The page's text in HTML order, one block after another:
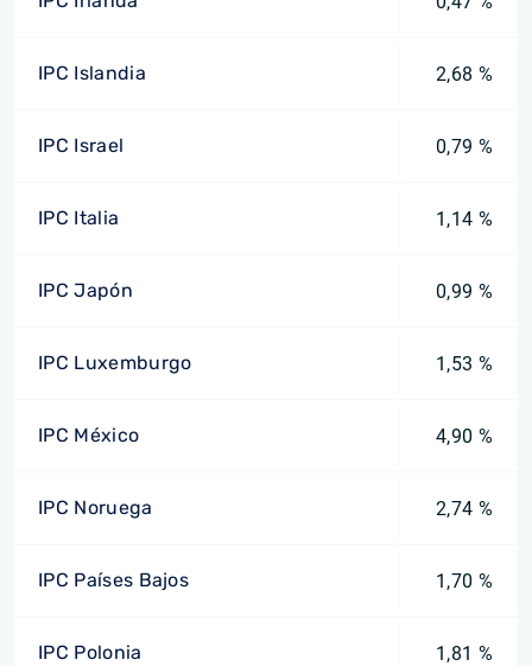
IPC Islandia 2,68 %
IPC Israel 0,79 %
IPC Italia 1,14 %
IPC Japón 0,99 %
IPC Luxemburgo 1,53 %
IPC México 4,90 %
IPC Noruega 2,74 %
IPC Países Bajos 1,70 %
IPC Polonia 1,81 %